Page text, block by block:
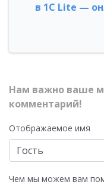
в 1С Lite —
Нам важно ваше
комментарий!
Отображаемое имя
Чем мы можем вам